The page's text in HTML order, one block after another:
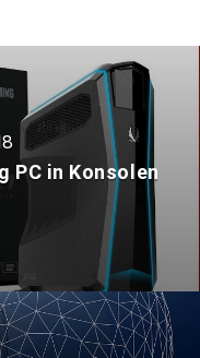
PC in Konsolen